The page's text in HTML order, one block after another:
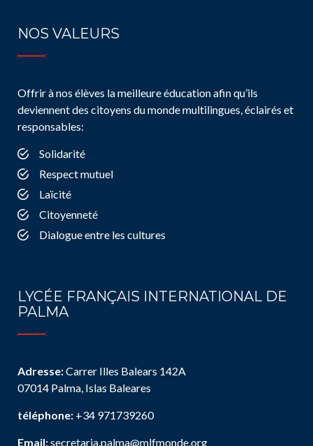
NOS VALEURS
Offrir à nos élèves la meilleure éducation afin qu’ils
deviennent des citoyens du monde multilingues, éclairés et
responsables:
Solidarité
Respect mutuel
Laïcité
Citoyenneté
Dialogue entre les cultures
LYCÉE FRANÇAIS INTERNATIONAL DE
PALMA
Adresse:Carrer Illes Balears 142A
07014 Palma, Islas Baleares
téléphone: +34 971739260
Email:secretaria.palma@mlfmonde.org